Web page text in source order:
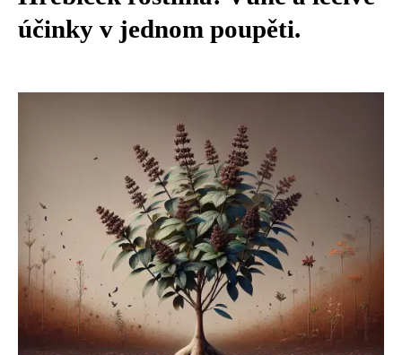
účinky v jednom poupěti.